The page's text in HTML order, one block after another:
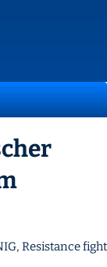
, Resistance fight